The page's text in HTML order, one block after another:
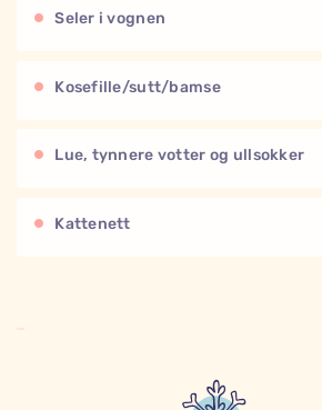
Seler i vognen
Kosefille/sutt/bamse
Lue, tynnere votter og ullsokker
Kattenett